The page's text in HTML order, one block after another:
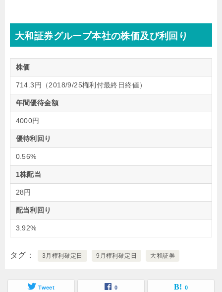
大和証券グループ本社の株価及び利回り
株価
714.3円（2018/9/25権利付最終日終値）
年間優待金額
4000円
優待利回り
0.56%
1株配当
28円
配当利回り
3.92%
タグ 3月権利確定日 9月権利確定日 大和証券
Tweet 0 0